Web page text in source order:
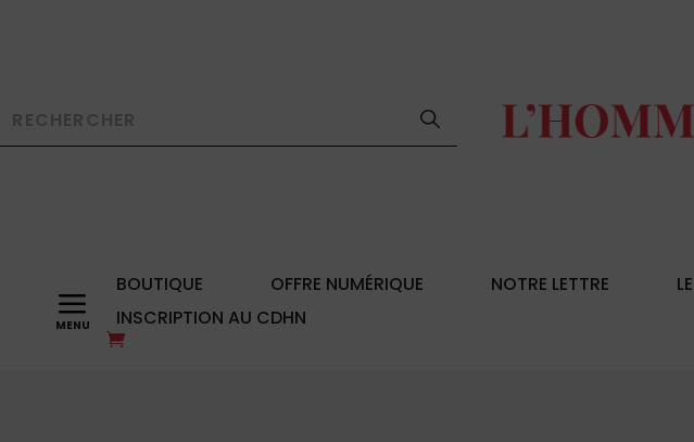
a BOUTIQUE OFFRE NUMÉRIQUE NOTRE LETTRE
INSCRIPTION AU CDHN